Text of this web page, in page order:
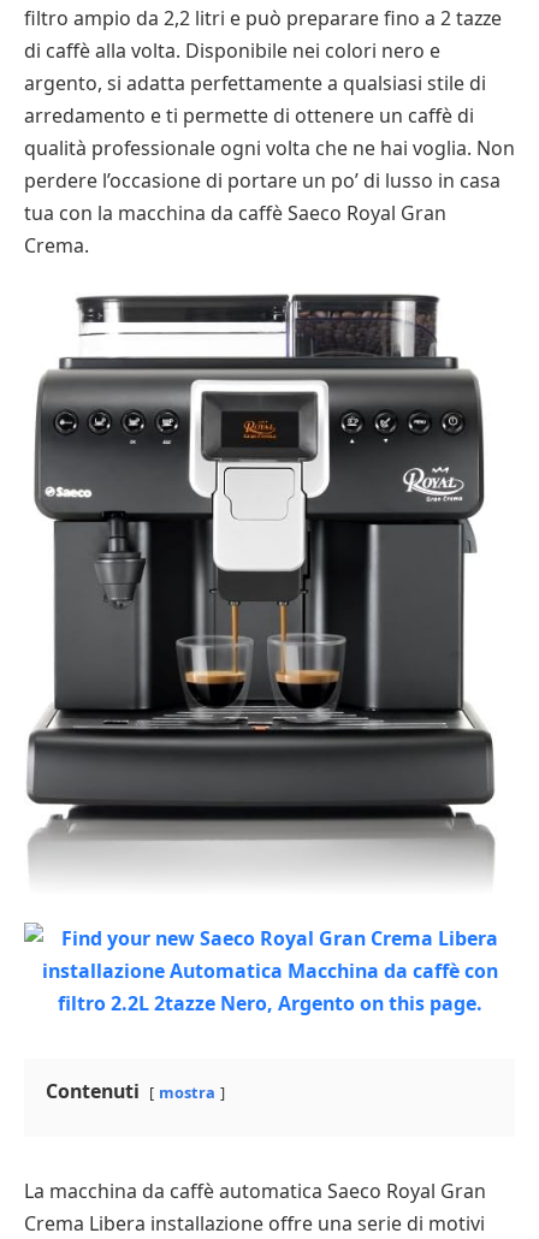
filtro ampio da 2,2 litri e può preparare fino a 2 tazze
di caffè alla volta. Disponibile nei colori nero e
argento, si adatta perfettamente a qualsiasi stile di
arredamento e ti permette di ottenere un caffè di
qualità professionale ogni volta che ne hai voglia. Non
perdere l’occasione di portare un po’ di lusso in casa
tua con la macchina da caffè Saeco Royal Gran
Crema.
Contenuti mostra
La macchina da caffè automatica Saeco Royal Gran
Crema Libera installazione offre una serie di motivi